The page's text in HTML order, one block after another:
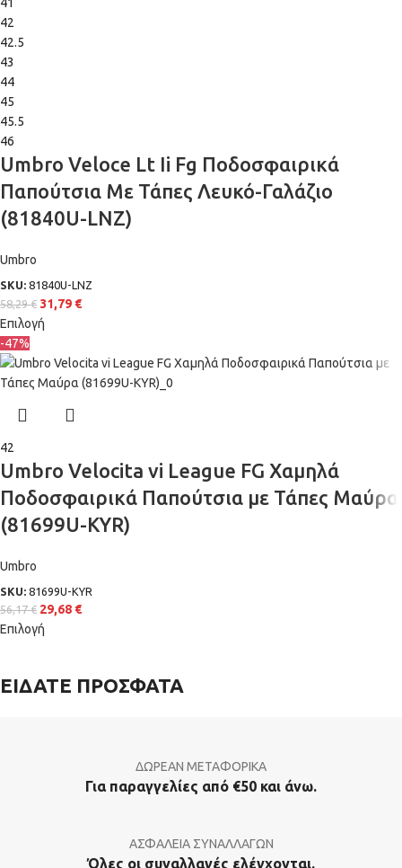
42
42.5
43
44
45
45.5
46
Umbro Veloce Lt Ii Fg Ποδοσφαιρικά
Παπούτσια Με Τάπες Λευκό-Γαλάζιο
(81840U-LNZ)
Umbro
SKU: 81840U-LNZ
58,29€ 31,79 €
Επιλογή
-47%
42
Umbro Velocita vi League FG Χαμηλά
Ποδοσφαιρικά Παπούτσια με Τάπες Μαύρα
(81699U-KYR)
Umbro
SKU: 81699U-KYR
56,17€ 29,68 €
Επιλογή
ΕΙΔΑΤΕ ΠΡΟΣΦΑΤΑ
ΔΩΡΕΑΝ ΜΕΤΑΦΟΡΙΚΑ
Για παραγγελίες από €50 και άνω.
ΑΣΦΑΛΕΙΑ ΣΥΝΑΛΛΑΓΩΝ
Όλες οι συναλλαγές ελέγχονται.